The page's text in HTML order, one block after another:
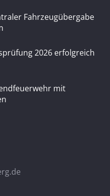
Fahrzeugübergabe
2026 erfolgreich
mit